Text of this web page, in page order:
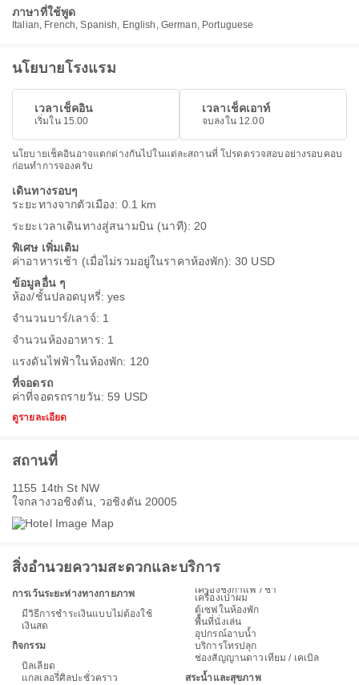
ภาษาที่ใช้พูด
Italian, French, Spanish, English, German, Portuguese
นโยบายโรงแรม
เวลาเช็คอิน
เริ่มใน 15.00
เวลาเช็คเอาท์
จบลงใน 12.00
นโยบายเช็คอินอาจแตกต่างกันไปในแต่ละสถานที่ โปรดตรวจสอบอย่างรอบคอบ
ก่อนทำการจองครับ
เดินทางรอบๆ
ระยะทางจากตัวเมือง: 0.1 km
ระยะเวลาเดินทางสู่สนามบิน (นาที): 20
พิเศษ เพิ่มเติม
ค่าอาหารเช้า (เมื่อไม่รวมอยู่ในราคาห้องพัก): 30 USD
ข้อมูลอื่น ๆ
ห้อง/ชั้นปลอดบุหรี่: yes
จำนวนบาร์/เลาจ์: 1
จำนวนห้องอาหาร: 1
แรงดันไฟฟ้าในห้องพัก: 120
ที่จอดรถ
ค่าที่จอดรถรายวัน: 59 USD
ดูรายละเอียด
สถานที่
1155 14th St NW
ใจกลางวอชิงตัน, วอชิงตัน 20005
สิ่งอำนวยความสะดวกและบริการ
การเว้นระยะห่างทางกายภาพ
มีวิธีการชำระเงินแบบไม่ต้องใช้
เงินสด
กิจกรรม
บิลเลียด
แกลเลอรี่ศิลปะชั่วคราว
เครื่องชงกาแฟ / ชา
เครื่องเป่าผม
ตู้เซฟในห้องพัก
พื้นที่นั่งเล่น
อุปกรณ์อาบน้ำ
บริการโทรปลุก
ช่องสัญญานดาวเทียม / เคเบิล
สระน้ำและสุขภาพ